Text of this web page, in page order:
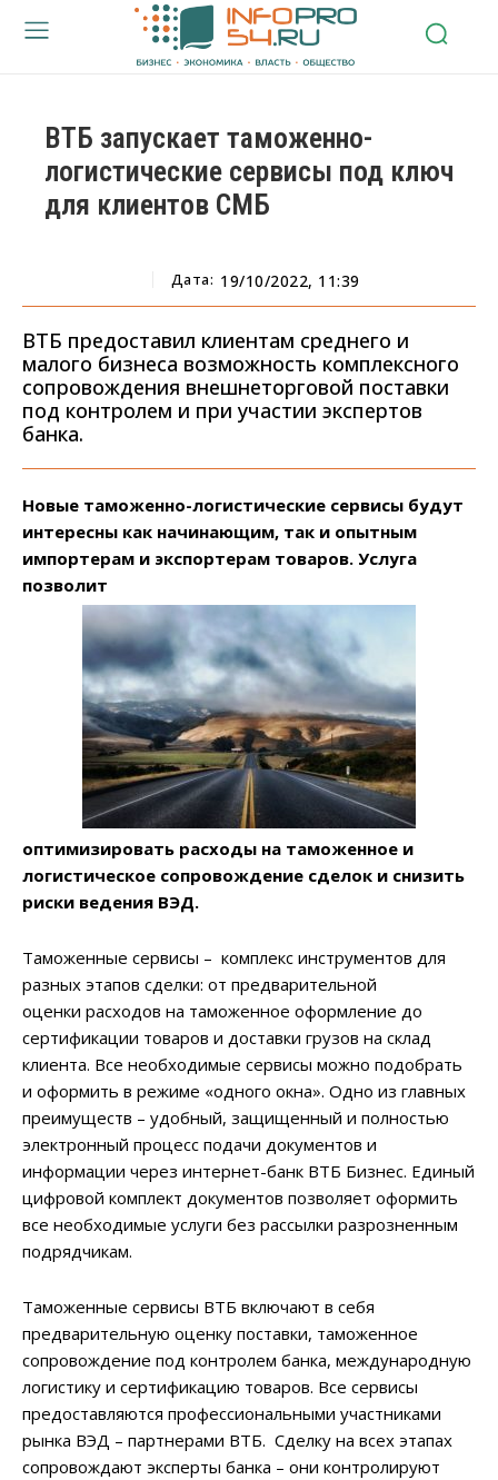
ВТБ запускает таможенно-
логистические сервисы под ключ
для клиентов СМБ
Дата: 19/10/2022, 11:39
ВТБ предоставил клиентам среднего и
малого бизнеса возможность комплексного
сопровождения внешнеторговой поставки
под контролем и при участии экспертов
банка.
Новые таможенно-логистические сервисы будут
интересны как начинающим, так и опытным
импортерам и экспортерам товаров. Услуга
позволит
оптимизировать расходы на таможенное и
логистическое сопровождение сделок и снизить
риски ведения ВЭД.
Таможенные сервисы – комплекс инструментов для
разных этапов сделки: от предварительной
оценки расходов на таможенное оформление до
сертификации товаров и доставки грузов на склад
клиента. Все необходимые сервисы можно подобрать
и оформить в режиме «одного окна». Одно из главных
преимуществ – удобный, защищенный и полностью
электронный процесс подачи документов и
информации через интернет-банк ВТБ Бизнес. Единый
цифровой комплект документов позволяет оформить
все необходимые услуги без рассылки разрозненным
подрядчикам.
Таможенные сервисы ВТБ включают в себя
предварительную оценку поставки, таможенное
сопровождение под контролем банка, международную
логистику и сертификацию товаров. Все сервисы
предоставляются профессиональными участниками
рынка ВЭД – партнерами ВТБ. Сделку на всех этапах
сопровождают эксперты банка – они контролируют